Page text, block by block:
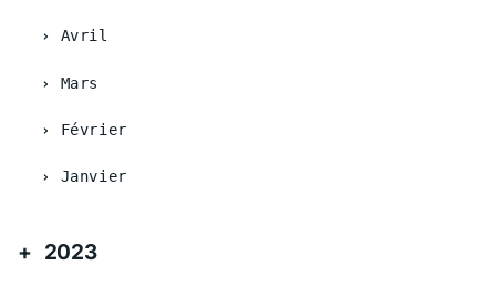
Avril
Mars
Février
Janvier
2023